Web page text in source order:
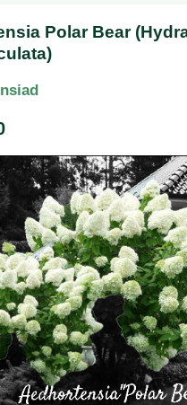
Polar Bear